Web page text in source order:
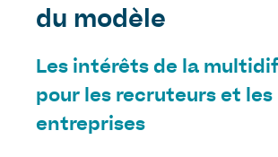
du modèle
Les intérêts de la
pour les recruteurs et les
entreprises